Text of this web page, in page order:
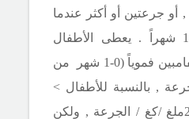
, أو جرعتين أو أكثر عندما
يكون الطفل بعمر 12 شهراً . يعطى الأطفال
الوقاية الكيماوية بالريفامبين فموياً (0-1 شهر من
, بالنسبة للأطفال >
/كغ/
الجرعة , ولكن